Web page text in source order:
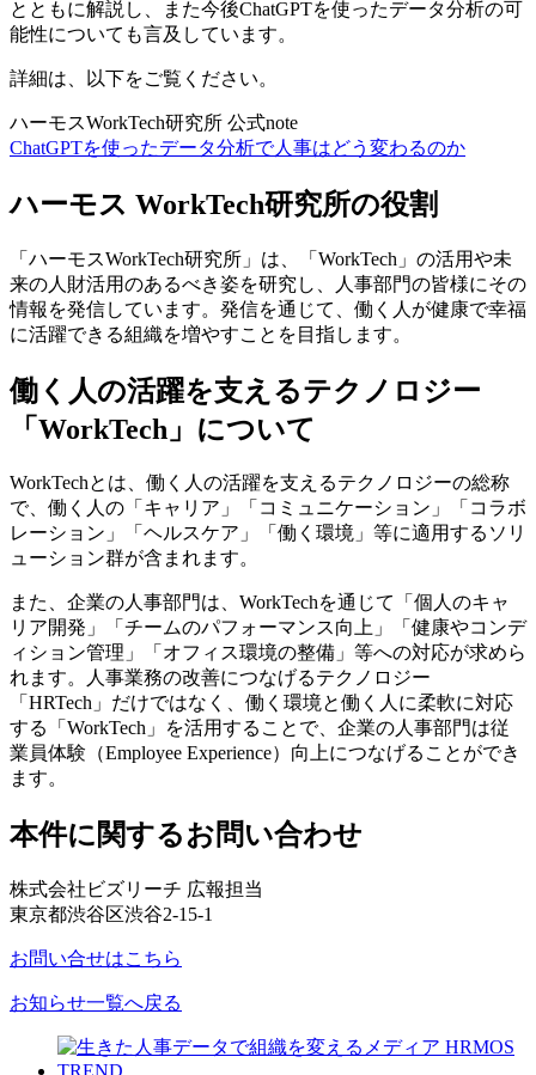
とともに解説し、また今後ChatGPTを使ったデータ分析の可
能性についても言及しています。
詳細は、以下をご覧ください。
ハーモスWorkTech研究所 公式note
ChatGPTを使ったデータ分析で人事はどう変わるのか
ハーモス WorkTech研究所の役割
「ハーモスWorkTech研究所」は、「WorkTech」の活用や未
来の人財活用のあるべき姿を研究し、人事部門の皆様にその
情報を発信しています。発信を通じて、働く人が健康で幸福
に活躍できる組織を増やすことを目指します。
働く人の活躍を支えるテクノロジー
「WorkTech」について
WorkTechとは、働く人の活躍を支えるテクノロジーの総称
で、働く人の「キャリア」「コミュニケーション」「コラボ
レーション」「ヘルスケア」「働く環境」等に適用するソリ
ューション群が含まれます。
また、企業の人事部門は、WorkTechを通じて「個人のキャ
リア開発」「チームのパフォーマンス向上」「健康やコンデ
ィション管理」「オフィス環境の整備」等への対応が求めら
れます。人事業務の改善につなげるテクノロジー
「HRTech」だけではなく、働く環境と働く人に柔軟に対応
する「WorkTech」を活用することで、企業の人事部門は従
業員体験（Employee Experience）向上につなげることができ
ます。
本件に関するお問い合わせ
株式会社ビズリーチ 広報担当
東京都渋谷区渋谷2-15-1
お問い合せはこちら
お知らせ一覧へ戻る